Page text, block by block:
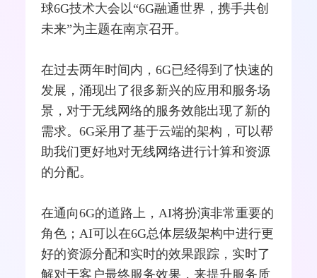
球6G技术大会以“6G融通世界，携手共创
未来”为主题在南京召开。
在过去两年时间内，6G已经得到了快速的
发展，涌现出了很多新兴的应用和服务场
景，对于无线网络的服务效能出现了新的
需求。6G采用了基于云端的架构，可以帮
助我们更好地对无线网络进行计算和资源
的分配。
在通向6G的道路上，AI将扮演非常重要的
角色；AI可以在6G总体层级架构中进行更
好的资源分配和实时的效果跟踪，实时了
解对于客户最终服务效果，来提升服务质